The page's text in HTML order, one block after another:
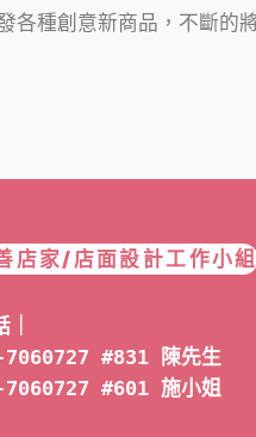
各種創意新商品，不斷的
店家/店面設計工作小
#831 陳先生
#601 施小姐